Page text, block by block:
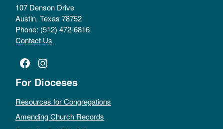
107 Denson Drive
Austin, Texas 78752
Phone: (512) 472-6816
Contact Us
Facebook
Instagram
For Dioceses
Resources for Congregations
Amending Church Records